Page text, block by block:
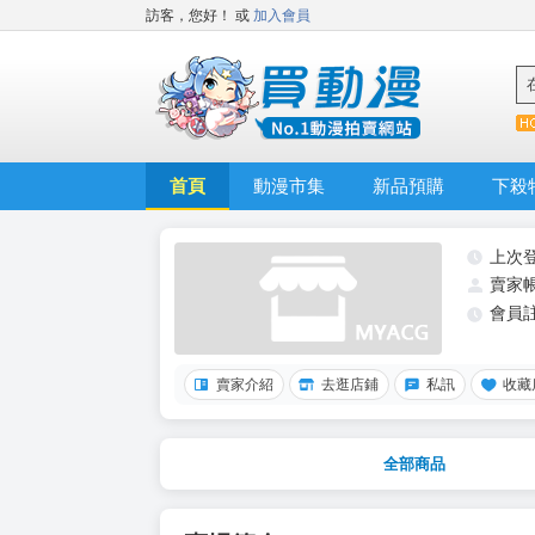
訪客，您好！ 或 加入會員
首頁 動漫市集 新品預購 下殺
上次
賣家
會員
賣家介紹 去逛店鋪 私訊 收藏
全部商品